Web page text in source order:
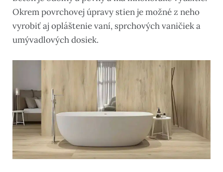
Okrem povrchovej úpravy stien je možné z neho
vyrobiť aj opláštenie vaní, sprchových vaničiek a
umývadlových dosiek.